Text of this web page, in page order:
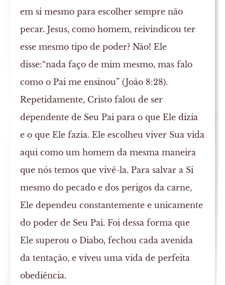
em si mesmo para escolher sempre não
pecar. Jesus, como homem, reivindicou ter
esse mesmo tipo de poder? Não! Ele
disse:“nada faço de mim mesmo, mas falo
como o Pai me ensinou” (João 8:28).
Repetidamente, Cristo falou de ser
dependente de Seu Pai para o que Ele dizia
e o que Ele fazia. Ele escolheu viver Sua vida
aqui como um homem da mesma maneira
que nós temos que vivê-la. Para salvar a Si
mesmo do pecado e dos perigos da carne,
Ele dependeu constantemente e unicamente
do poder de Seu Pai. Foi dessa forma que
Ele superou o Diabo, fechou cada avenida
da tentação, e viveu uma vida de perfeita
obediência.